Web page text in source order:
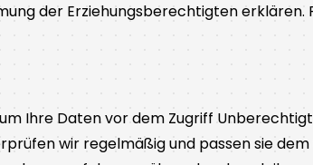
der Erziehungsberechtigten
Ihre Daten vor dem Zugriff
wir regelmäßig und passen sie